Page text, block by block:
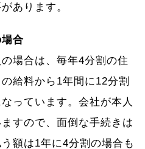
あります。
合
場合は、毎年4分割の住
給料から1年間に12分割
っています。会社が本人
すので、面倒な手続きは
額は1年に4分割の場合も